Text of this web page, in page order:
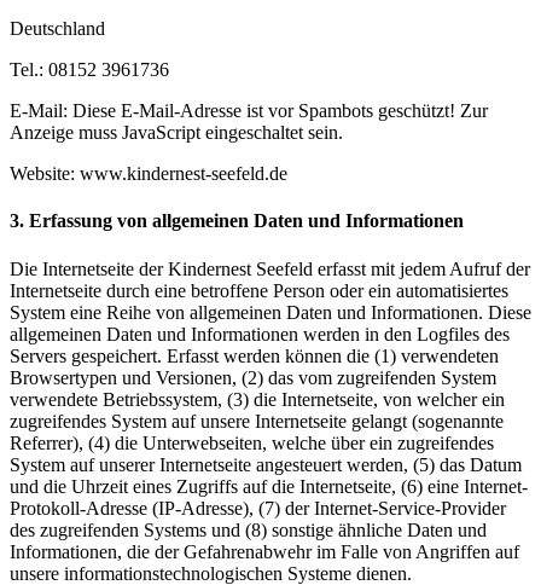
Deutschland
Tel.: 08152 3961736
E-Mail: Diese E-Mail-Adresse ist vor Spambots geschützt! Zur
Anzeige muss JavaScript eingeschaltet sein.
Website: www.kindernest-seefeld.de
3. Erfassung von allgemeinen Daten und Informationen
Die Internetseite der Kindernest Seefeld erfasst mit jedem Aufruf der
Internetseite durch eine betroffene Person oder ein automatisiertes
System eine Reihe von allgemeinen Daten und Informationen. Diese
allgemeinen Daten und Informationen werden in den Logfiles des
Servers gespeichert. Erfasst werden können die (1) verwendeten
Browsertypen und Versionen, (2) das vom zugreifenden System
verwendete Betriebssystem, (3) die Internetseite, von welcher ein
zugreifendes System auf unsere Internetseite gelangt (sogenannte
Referrer), (4) die Unterwebseiten, welche über ein zugreifendes
System auf unserer Internetseite angesteuert werden, (5) das Datum
und die Uhrzeit eines Zugriffs auf die Internetseite, (6) eine Internet-
Protokoll-Adresse (IP-Adresse), (7) der Internet-Service-Provider
des zugreifenden Systems und (8) sonstige ähnliche Daten und
Informationen, die der Gefahrenabwehr im Falle von Angriffen auf
unsere informationstechnologischen Systeme dienen.